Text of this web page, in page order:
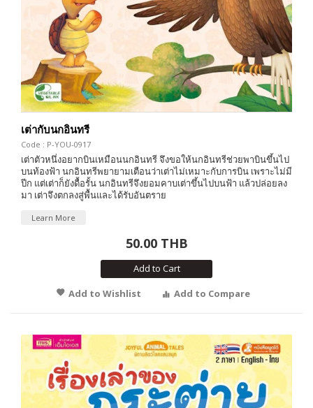
เต่ากับนกอินทรี
Code : P-YOU-0917
เต่าตัวหนึ่งอยากบินเหมือนนกอินทรี จึงขอให้นกอินทรีช่วยพาบินขึ้นไป
บนท้องฟ้า นกอินทรีพยายามเตือนว่าเต่าไม่เหมาะกับการบิน เพราะไม่มี
ปีก แต่เต่าก็ยังดื้อรั้น นกอินทรีจึงยอมคาบเต่าขึ้นไปบนฟ้า แล้วปล่อยลง
มา เต่าจึงตกลงสู่พื้นและได้รับอันตราย
Learn More
50.00 THB
Add to Cart
Add to Wishlist
Add to Compare